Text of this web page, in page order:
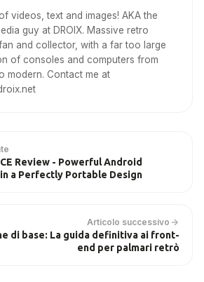
videos, text and images! AKA the
guy at DROIX. Massive retro
and collector, with a far too large
of consoles and computers from
modern. Contact me at
Review - Powerful Android
a Perfectly Portable Design
Articolo successivo
di base: La guida definitiva ai front-
end per palmari retrò